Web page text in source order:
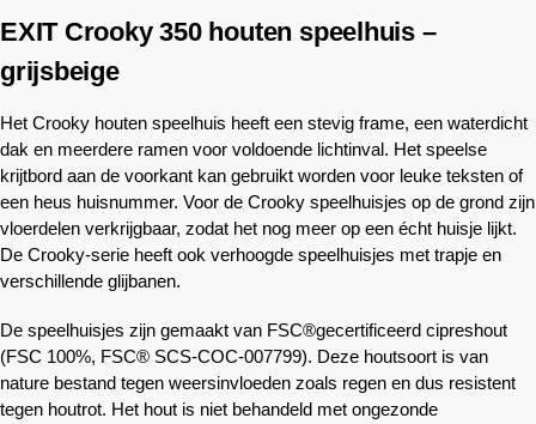
EXIT Crooky 350 houten speelhuis –
grijsbeige
Het Crooky houten speelhuis heeft een stevig frame, een waterdicht
dak en meerdere ramen voor voldoende lichtinval. Het speelse
krijtbord aan de voorkant kan gebruikt worden voor leuke teksten of
een heus huisnummer. Voor de Crooky speelhuisjes op de grond zijn
vloerdelen verkrijgbaar, zodat het nog meer op een écht huisje lijkt.
De Crooky-serie heeft ook verhoogde speelhuisjes met trapje en
verschillende glijbanen.
De speelhuisjes zijn gemaakt van FSC®gecertificeerd cipreshout
(FSC 100%, FSC® SCS-COC-007799). Deze houtsoort is van
nature bestand tegen weersinvloeden zoals regen en dus resistent
tegen houtrot. Het hout is niet behandeld met ongezonde